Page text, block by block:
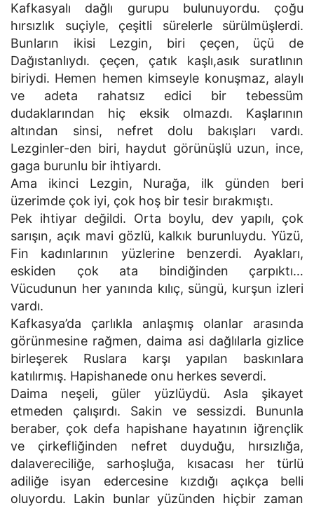
Kafkasyalı dağlı gurupu bulunuyordu. çoğu
hırsızlık suçiyle, çeşitli sürelerle sürülmüşlerdi.
Bunların ikisi Lezgin, biri çeçen, üçü de
Dağıstanlıydı. çeçen, çatık kaşlı,asık suratlının
biriydi. Hemen hemen kimseyle konuşmaz, alaylı
ve adeta rahatsız edici bir tebessüm
dudaklarından hiç eksik olmazdı. Kaşlarının
altından sinsi, nefret dolu bakışları vardı.
Lezginler-den biri, haydut görünüşlü uzun, ince,
gaga burunlu bir ihtiyardı.
Ama ikinci Lezgin, Nurağa, ilk günden beri
üzerimde çok iyi, çok hoş bir tesir bırakmıştı.
Pek ihtiyar değildi. Orta boylu, dev yapılı, çok
sarışın, açık mavi gözlü, kalkık burunluydu. Yüzü,
Fin kadınlarının yüzlerine benzerdi. Ayakları,
eskiden çok ata bindiğinden çarpıktı…
Vücudunun her yanında kılıç, süngü, kurşun izleri
vardı.
Kafkasya’da çarlıkla anlaşmış olanlar arasında
görünmesine rağmen, daima asi dağlılarla gizlice
birleşerek Ruslara karşı yapılan baskınlara
katılırmış. Hapishanede onu herkes severdi.
Daima neşeli, güler yüzlüydü. Asla şikayet
etmeden çalışırdı. Sakin ve sessizdi. Bununla
beraber, çok defa hapishane hayatının iğrençlik
ve çirkefliğinden nefret duyduğu, hırsızlığa,
dalavereciliğe, sarhoşluğa, kısacası her türlü
adiliğe isyan edercesine kızdığı açıkça belli
oluyordu. Lakin bunlar yüzünden hiçbir zaman